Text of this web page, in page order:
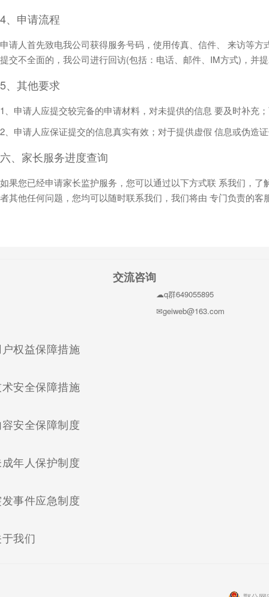
4、申请流程
申请人首先致电我公司获得服务号码，使用传真、信件、 来访等
提交不全面的，我公司进行回访(包括：电话、邮件、IM方式)，并
5、其他要求
1、申请人应提交较完备的申请材料，对未提供的信息 要及时补充
2、申请人应保证提交的信息真实有效；对于提供虚假 信息或伪造
六、家长服务进度查询
如果您已经申请家长监护服务，您可以通过以下方式联 系我们，
者其他任何问题，您均可以随时联系我们，我们将由 专门负责的
交流咨询
q群649055895
geiweb@163.com
权益保障措施(current)
安全保障措施(current)
安全保障制度
年人保护制度
事件应急制度
我们